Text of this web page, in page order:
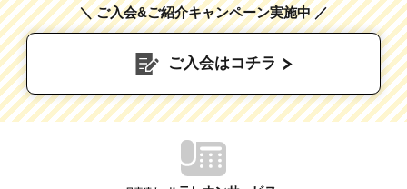
＼ ご入会&ご紹介キャンペーン実施中 ／
ご入会はコチラ